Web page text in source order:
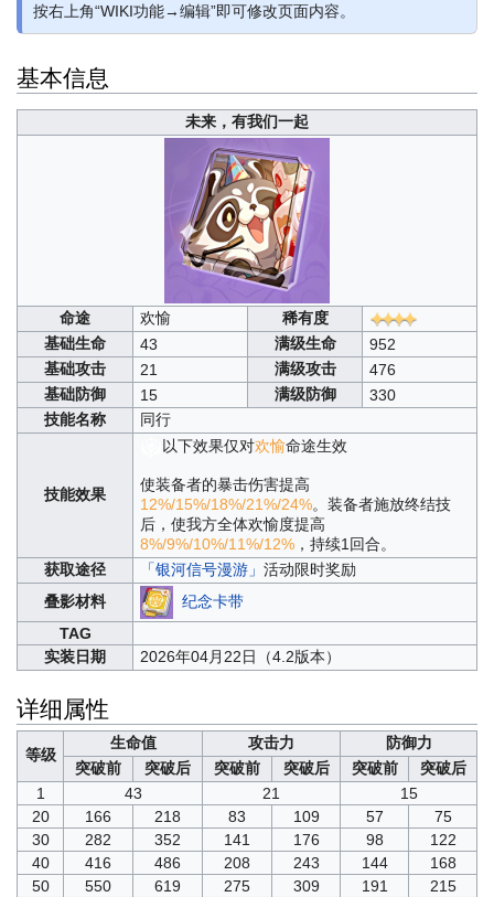
按右上角“WIKI功能→编辑”即可修改页面内容。
基本信息
未来，有我们一起
命途 欢愉
稀有度
基础生命
43 满级生命
952
基础攻击
21 满级攻击
476
基础防御
15 满级防御
330
技能名称
同行
技能效果
以下效果仅对欢愉命途生效
使装备者的暴击伤害提高
12%/15%/18%/21%/24%。装备者施放终结技
后，使我方全体欢愉度提高
8%/9%/10%/11%/12%，持续1回合。
获取途径
「银河信号漫游」 活动限时奖励
叠影材料
纪念卡带
TAG
实装日期
2026年04月22日（4.2版本）
详细属性
等级
生命值 攻击力
防御力
突破前
突破后 突破前 突破后 突破前
突破后
1
43 21
15
20
166 218 83 109 57
75
30
282 352 141 176 98
122
40
416 486 208 243 144
168
50
550 619 275 309 191
215